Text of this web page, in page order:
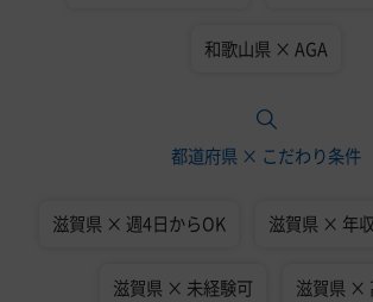
和歌山県 × AGA
都道府県 × こだわり条件
滋賀県 × 週4日からOK 滋賀県 × 年
滋賀県 × 未経験可 滋賀県 ×